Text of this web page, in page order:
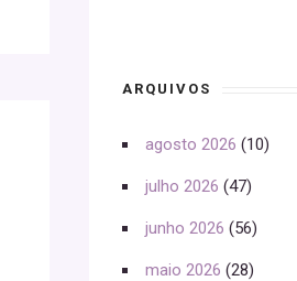
ARQUIVOS
agosto 2026 (10)
julho 2026 (47)
junho 2026 (56)
maio 2026 (28)